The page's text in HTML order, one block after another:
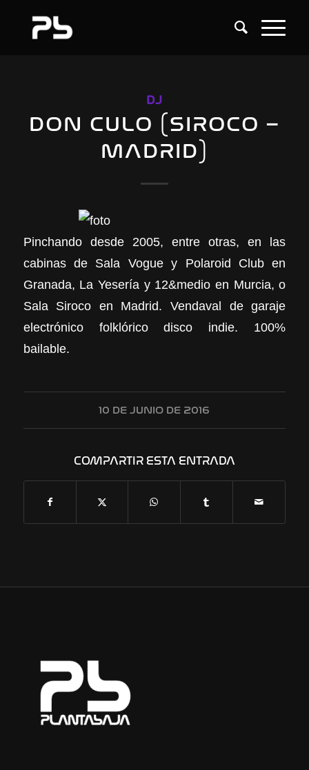
DJ
DON CULO (SIROCO –
MADRID)
Pinchando desde 2005, entre otras, en las
cabinas de Sala Vogue y Polaroid Club en
Granada, La Yesería y 12&medio en Murcia, o
Sala Siroco en Madrid. Vendaval de garaje
electrónico folklórico disco indie. 100%
bailable.
10 DE JUNIO DE 2016
COMPARTIR ESTA ENTRADA